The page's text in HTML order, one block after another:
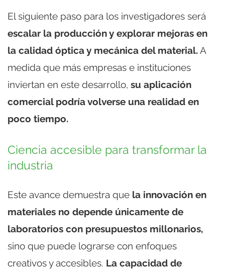
El siguiente paso para los investigadores será
escalar la producción y explorar mejoras en
la calidad óptica y mecánica del material.A
medida que más empresas e instituciones
inviertan en este desarrollo, su aplicación
comercial podría volverse una realidad en
poco tiempo.
Ciencia accesible para transformar la
industria
Este avance demuestra que la innovación en
materiales no depende únicamente de
laboratorios con presupuestos millonarios,
sino que puede lograrse con enfoques
creativos y accesibles. La capacidad de